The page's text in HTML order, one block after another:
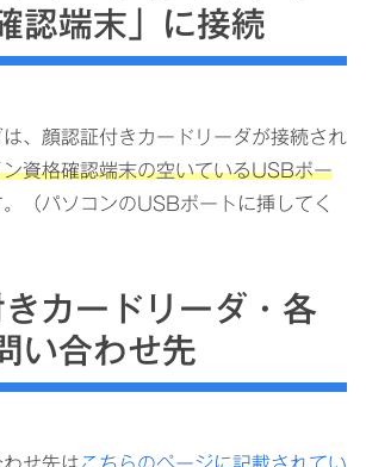
認端末」に接続
、顔認証付きカードリーダが接続され
資格確認端末の空いているUSBポー
（パソコンのUSBポートに挿してく
カードリーダ・各
い合わせ先